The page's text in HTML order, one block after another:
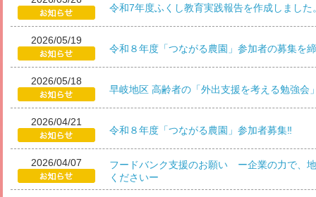
令和7年度ふくし教育実践報告を作成しました
2026/05/19
令和８年度「つながる農園」参加者の募集を
2026/05/18
早岐地区 高齢者の「外出支援を考える勉強会
2026/04/21
令和８年度「つながる農園」参加者募集‼
2026/04/07
フードバンク支援のお願い ー企業の力で、
くださいー